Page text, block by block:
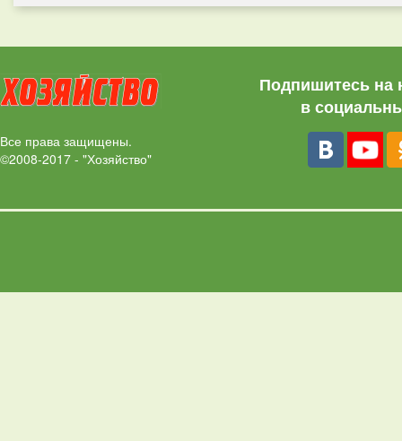
Все права защищены.
©2008-2017 - "Хозяйство"
Подпишитесь на
в